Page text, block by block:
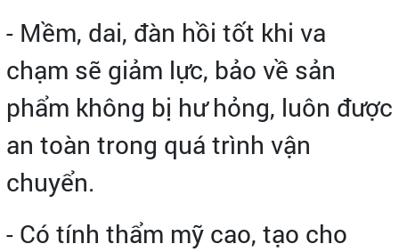
- Mềm, dai, đàn hồi tốt khi va
chạm sẽ giảm lực, bảo về sản
phẩm không bị hư hỏng, luôn được
an toàn trong quá trình vận
chuyển.
- Có tính thẩm mỹ cao, tạo cho